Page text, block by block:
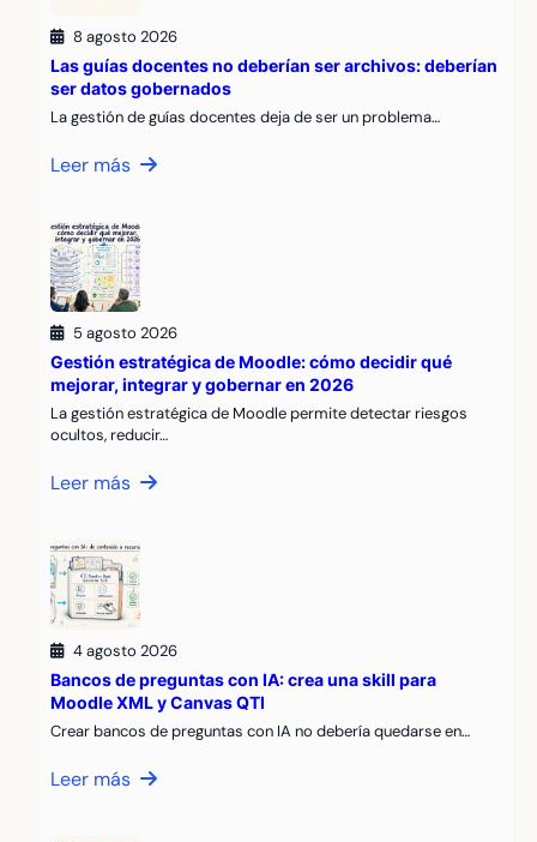
8 agosto 2026
Las guías docentes no deberían ser archivos: deberían
ser datos gobernados
La gestión de guías docentes deja de ser un problema…
Leer más
5 agosto 2026
Gestión estratégica de Moodle: cómo decidir qué
mejorar, integrar y gobernar en 2026
La gestión estratégica de Moodle permite detectar riesgos
ocultos, reducir…
Leer más
4 agosto 2026
Bancos de preguntas con IA: crea una skill para
Moodle XML y Canvas QTI
Crear bancos de preguntas con IA no debería quedarse en…
Leer más